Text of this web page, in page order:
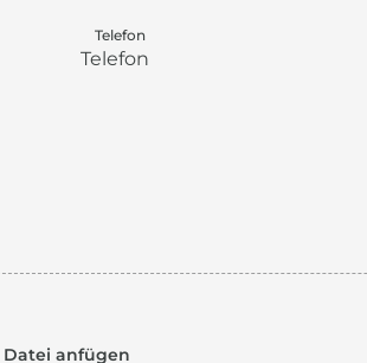
Telefon
Datei anfügen